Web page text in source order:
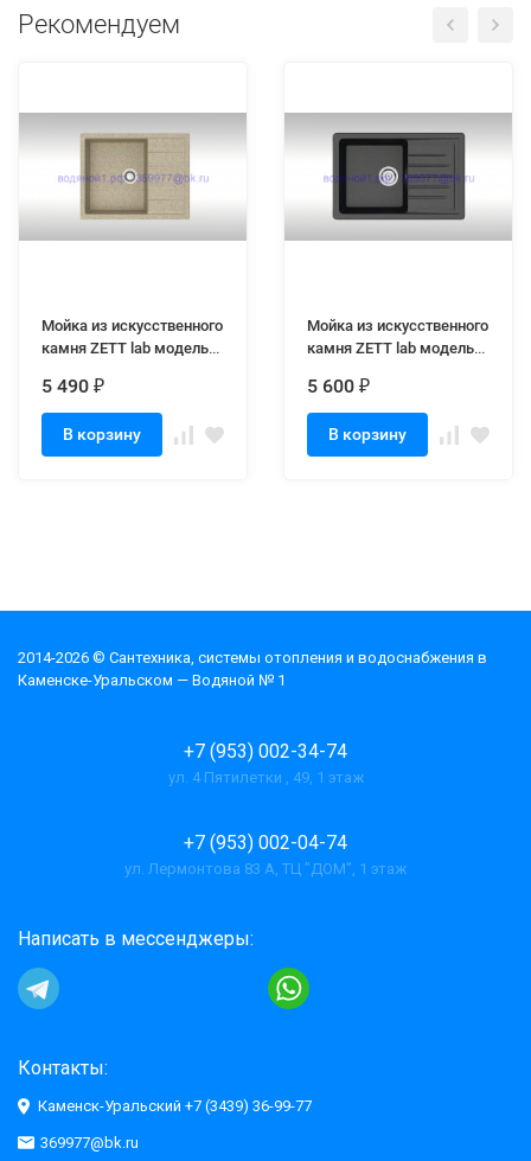
Рекомендуем
Мойка из искусственного
камня ZETT lab модель
5 490 ₽
В корзину
Мойка из искусственного
камня ZETT lab модель
5 600 ₽
В корзину
2014-2026 © Cантехника, системы отопления и водоснабжения в
Каменске-Уральском — Водяной № 1
+7 (953) 002-34-74
ул. 4 Пятилетки , 49, 1 этаж
+7 (953) 002-04-74
ул. Лермонтова 83 А, ТЦ "ДОМ", 1 этаж
Написать в мессенджеры:
Контакты:
Каменск-Уральский +7 (3439) 36-99-77
369977@bk.ru